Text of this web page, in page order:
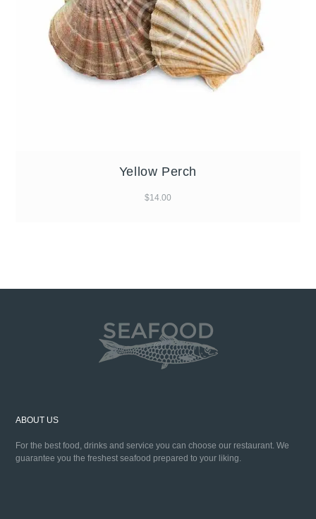
Yellow Perch
$14.00
ABOUT US
For the best food, drinks and service you can choose our restaurant. We
guarantee you the freshest seafood prepared to your liking.